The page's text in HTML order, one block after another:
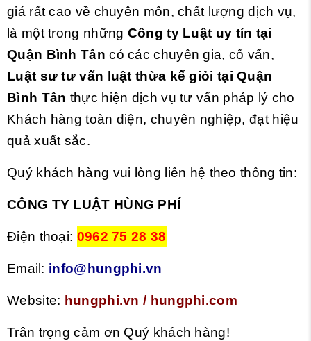
giá rất cao về chuyên môn, chất lượng dịch vụ,
là một trong những Công ty Luật uy tín tại
Quận Bình Tân có các chuyên gia, cố vấn,
Luật sư tư vấn luật thừa kế giỏi tại Quận
Bình Tân thực hiện dịch vụ tư vấn pháp lý cho
Khách hàng toàn diện, chuyên nghiệp, đạt hiệu
quả xuất sắc.
Quý khách hàng vui lòng liên hệ theo thông tin:
CÔNG TY LUẬT HÙNG PHÍ
Điện thoại: 0962 75 28 38
Email: info@hungphi.vn
Website: hungphi.vn / hungphi.com
Trân trọng cảm ơn Quý khách hàng!